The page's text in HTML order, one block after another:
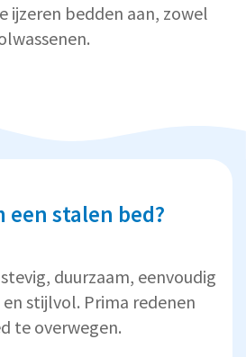
ijzeren bedden aan, zowel
een stalen bed?
duurzaam, eenvoudig
stijlvol. Prima redenen
te overwegen.